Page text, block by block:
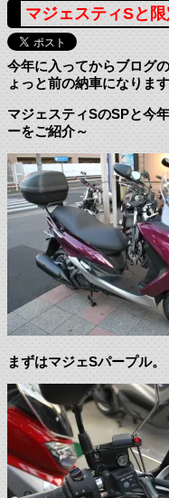
マジェスティSと
今年に入ってからブログ
ょっと前の納車になりま
マジェスティSのSPと今
ーをご紹介～
まずはマジェSパープル